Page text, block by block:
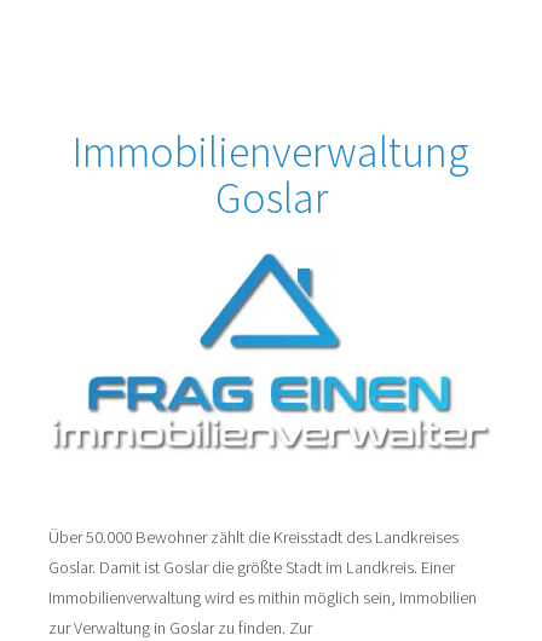
Immobilienverwaltung
Goslar
Über 50.000 Bewohner zählt die Kreisstadt des Landkreises
Goslar. Damit ist Goslar die größte Stadt im Landkreis. Einer
Immobilienverwaltung wird es mithin möglich sein, Immobilien
zur Verwaltung in Goslar zu finden. Zur